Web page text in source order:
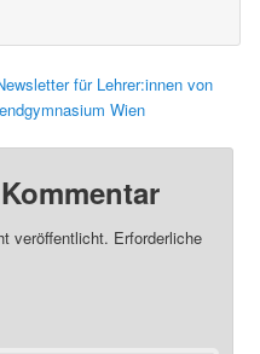
für Lehrer:innen von
Wien
veröffentlicht. Erforderliche